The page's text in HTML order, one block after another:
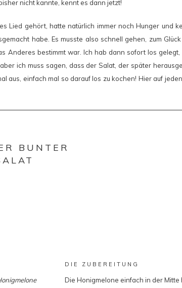
nicht kannte, kennt es dann jetzt!
Lied gehört, hatte natürlich immer noch Hunger und
habe. Es musste also schnell gehen, zum
Anderes bestimmt war. Ich hab dann sofort los
ich muss sagen, dass der Salat, der später
aus, einfach mal so darauf los zu kochen! Hier auf
BUNTER
DIE ZUBEREITUNG
Die Honigmelone einfach in der Mitte